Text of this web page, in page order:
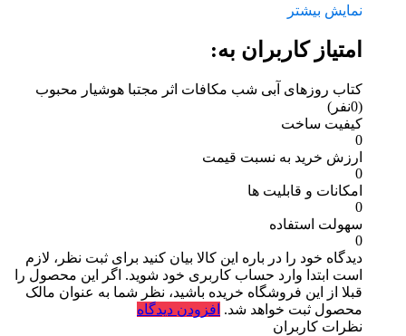
نمایش بیشتر
امتیاز کاربران به:
کتاب روزهای آبی شب مکافات اثر مجتبا هوشیار محبوب
(0نفر)
کیفیت ساخت
0
ارزش خرید به نسبت قیمت
0
امکانات و قابلیت ها
0
سهولت استفاده
0
دیدگاه خود را در باره این کالا بیان کنید برای ثبت نظر، لازم
است ابتدا وارد حساب کاربری خود شوید. اگر این محصول را
قبلا از این فروشگاه خریده باشید، نظر شما به عنوان مالک
محصول ثبت خواهد شد. افزودن دیدگاه
نظرات کاربران